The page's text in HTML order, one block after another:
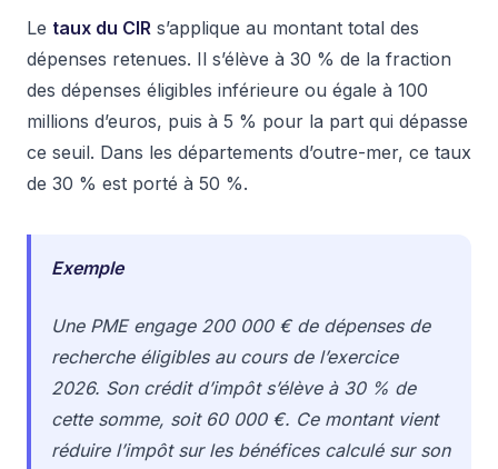
Le taux du CIR s’applique au montant total des
dépenses retenues. Il s’élève à 30 % de la fraction
des dépenses éligibles inférieure ou égale à 100
millions d’euros, puis à 5 % pour la part qui dépasse
ce seuil. Dans les départements d’outre-mer, ce taux
de 30 % est porté à 50 %.
Exemple
Une PME engage 200 000 € de dépenses de
recherche éligibles au cours de l’exercice
2026. Son crédit d’impôt s’élève à 30 % de
cette somme, soit 60 000 €. Ce montant vient
réduire l’impôt sur les bénéfices calculé sur son